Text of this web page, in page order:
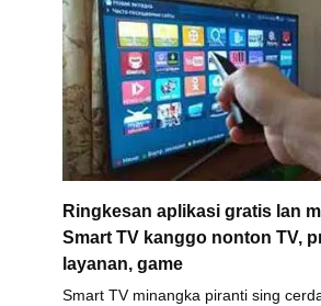
Ringkesan aplikasi gratis lan
Smart TV kanggo nonton TV,
layanan, game
Smart TV minangka piranti sing